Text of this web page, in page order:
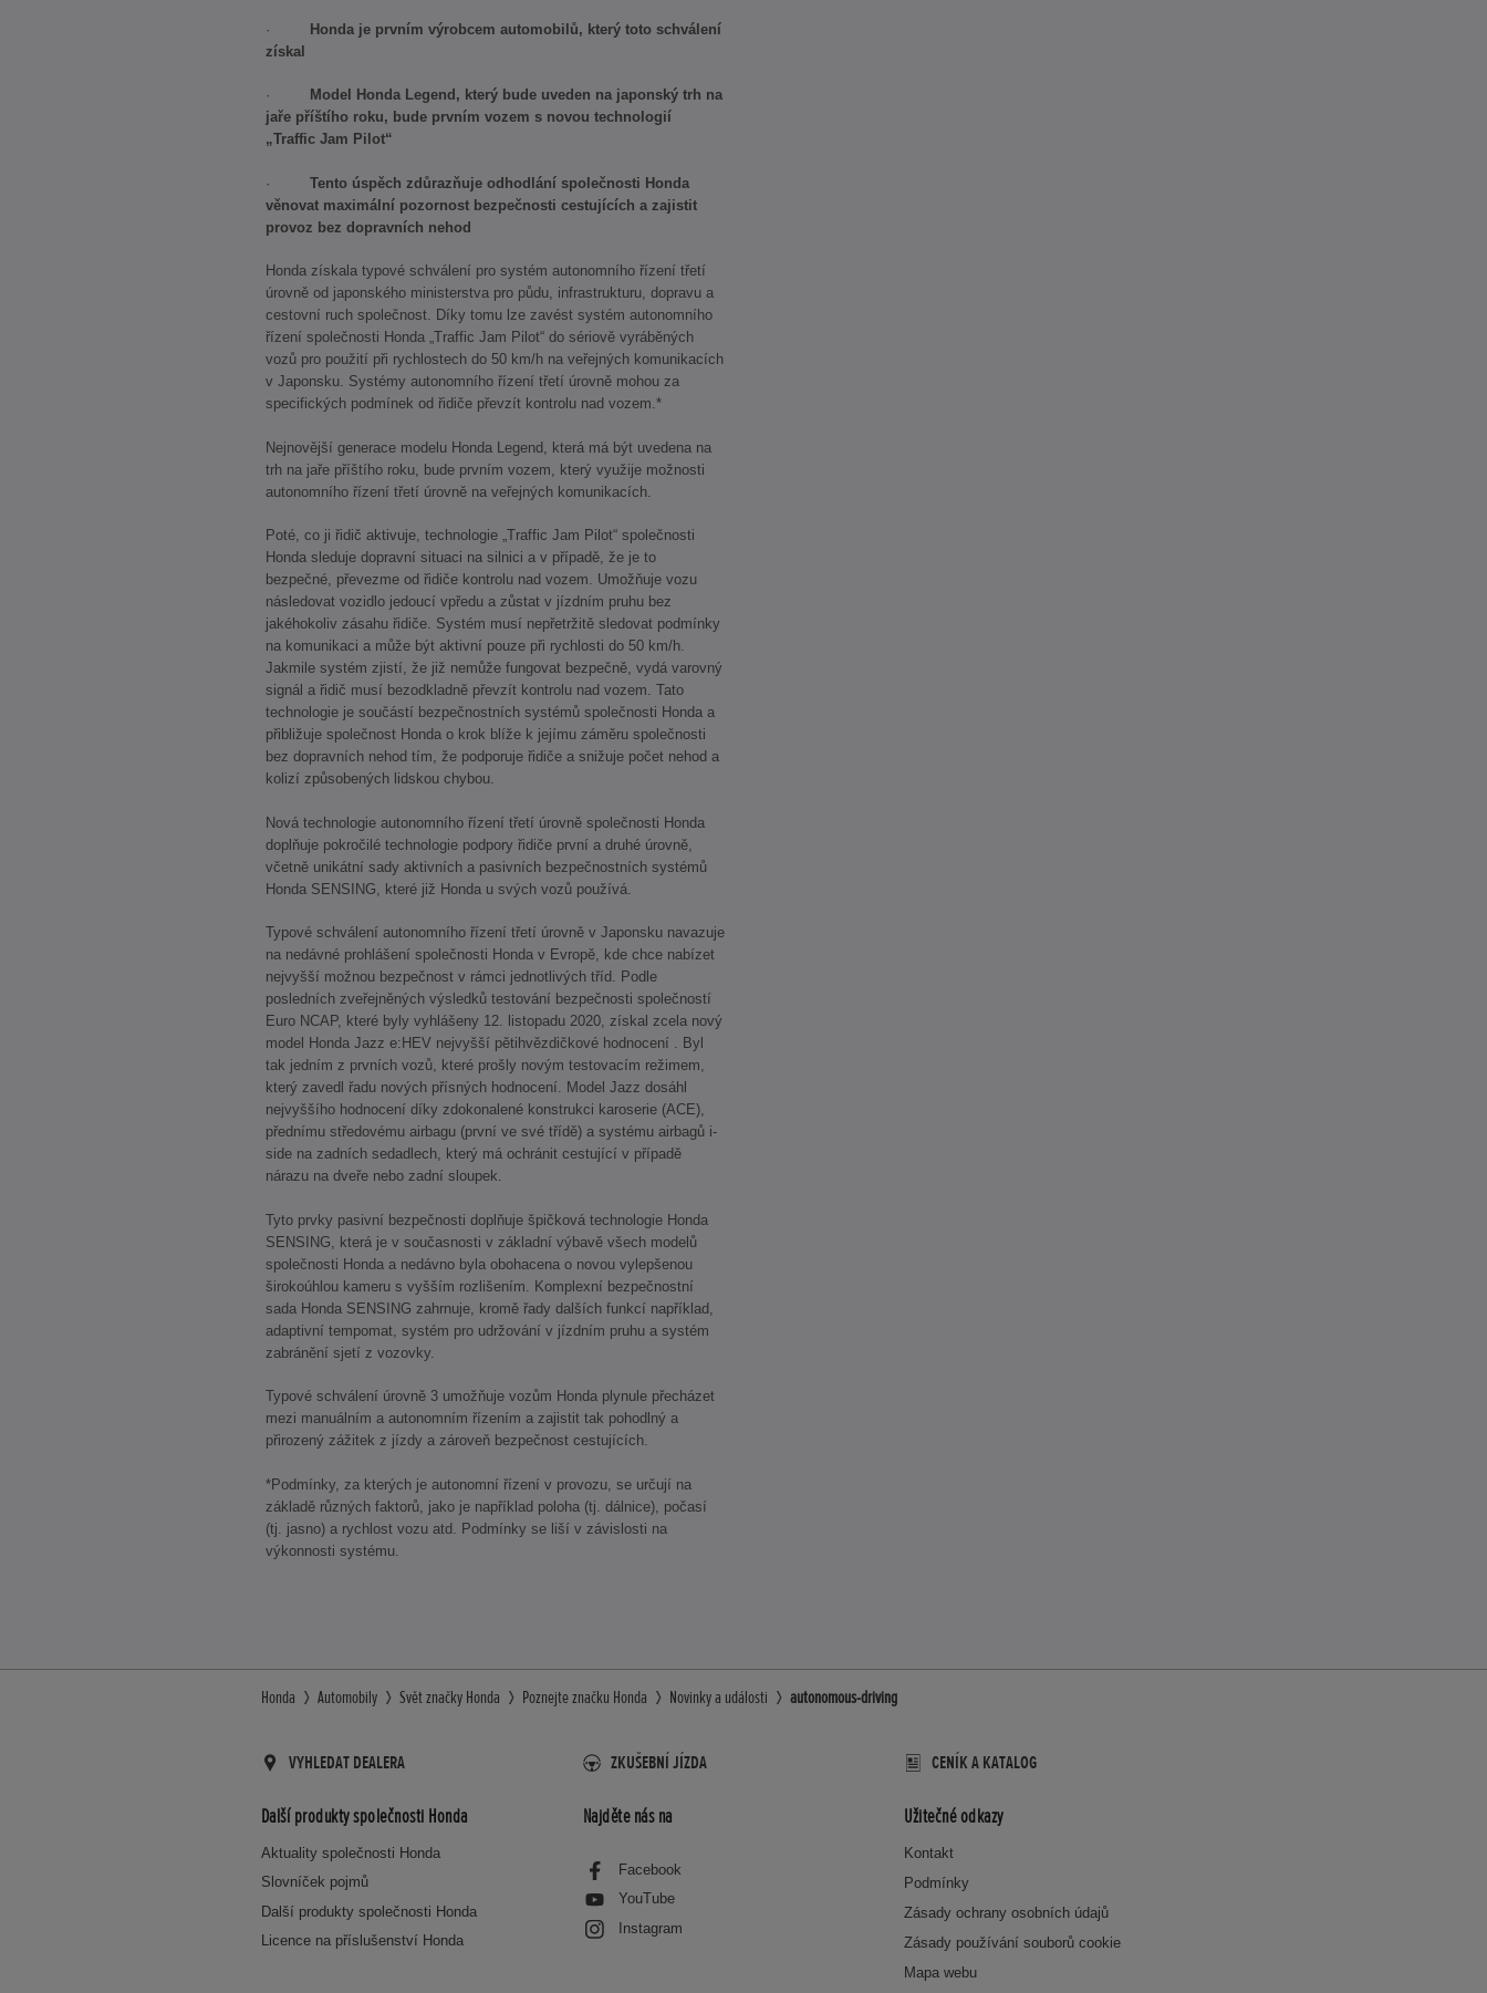
·
Honda je prvním výrobcem automobilů, který toto schválení
získal
·
Model Honda Legend, který bude uveden na japonský trh na
jaře příštího roku, bude prvním vozem s novou technologií
„Traffic Jam Pilot“
· Tento úspěch zdůrazňuje odhodlání společnosti Honda
věnovat maximální pozornost bezpečnosti cestujících a zajistit
provoz bez dopravních nehod
Honda získala typové schválení pro systém autonomního řízení třetí
úrovně od japonského ministerstva pro půdu, infrastrukturu, dopravu a
cestovní ruch společnost. Díky tomu lze zavést systém autonomního
řízení společnosti Honda „Traffic Jam Pilot“ do sériově vyráběných
vozů pro použití při rychlostech do 50 km/h na veřejných komunikacích
v Japonsku. Systémy autonomního řízení třetí úrovně mohou za
specifických podmínek od řidiče převzít kontrolu nad vozem.*
Nejnovější generace modelu Honda Legend, která má být uvedena na
trh na jaře příštího roku, bude prvním vozem, který využije možnosti
autonomního řízení třetí úrovně na veřejných komunikacích.
Poté, co ji řidič aktivuje, technologie „Traffic Jam Pilot“ společnosti
Honda sleduje dopravní situaci na silnici a v případě, že je to
bezpečné, převezme od řidiče kontrolu nad vozem. Umožňuje vozu
následovat vozidlo jedoucí vpředu a zůstat v jízdním pruhu bez
jakéhokoliv zásahu řidiče. Systém musí nepřetržitě sledovat podmínky
na komunikaci a může být aktivní pouze při rychlosti do 50 km/h.
Jakmile systém zjistí, že již nemůže fungovat bezpečně, vydá varovný
signál a řidič musí bezodkladně převzít kontrolu nad vozem. Tato
technologie je součástí bezpečnostních systémů společnosti Honda a
přibližuje společnost Honda o krok blíže k jejímu záměru společnosti
bez dopravních nehod tím, že podporuje řidiče a snižuje počet nehod a
kolizí způsobených lidskou chybou.
Nová technologie autonomního řízení třetí úrovně společnosti Honda
doplňuje pokročilé technologie podpory řidiče první a druhé úrovně,
včetně unikátní sady aktivních a pasivních bezpečnostních systémů
Honda SENSING, které již Honda u svých vozů používá.
Typové schválení autonomního řízení třetí úrovně v Japonsku navazuje
na nedávné prohlášení společnosti Honda v Evropě, kde chce nabízet
nejvyšší možnou bezpečnost v rámci jednotlivých tříd. Podle
posledních zveřejněných výsledků testování bezpečnosti společností
Euro NCAP, které byly vyhlášeny 12. listopadu 2020, získal zcela nový
model Honda Jazz e:HEV nejvyšší pětihvězdičkové hodnocení . Byl
tak jedním z prvních vozů, které prošly novým testovacím režimem,
který zavedl řadu nových přísných hodnocení. Model Jazz dosáhl
nejvyššího hodnocení díky zdokonalené konstrukci karoserie (ACE),
přednímu středovému airbagu (první ve své třídě) a systému airbagů i-
side na zadních sedadlech, který má ochránit cestující v případě
nárazu na dveře nebo zadní sloupek.
Tyto prvky pasivní bezpečnosti doplňuje špičková technologie Honda
SENSING, která je v současnosti v základní výbavě všech modelů
společnosti Honda a nedávno byla obohacena o novou vylepšenou
širokoúhlou kameru s vyšším rozlišením. Komplexní bezpečnostní
sada Honda SENSING zahrnuje, kromě řady dalších funkcí například,
adaptivní tempomat, systém pro udržování v jízdním pruhu a systém
zabránění sjetí z vozovky.
Typové schválení úrovně 3 umožňuje vozům Honda plynule přecházet
mezi manuálním a autonomním řízením a zajistit tak pohodlný a
přirozený zážitek z jízdy a zároveň bezpečnost cestujících.
*Podmínky, za kterých je autonomní řízení v provozu, se určují na
základě různých faktorů, jako je například poloha (tj. dálnice), počasí
(tj. jasno) a rychlost vozu atd. Podmínky se liší v závislosti na
výkonnosti systému.
Honda Automobily Svět značky Honda Poznejte značku Honda Novinky a události autonomous-driving
VYHLEDAT DEALERA ZKUŠEBNÍ JÍZDA CENÍK A KATALOG
Další produkty společnosti Honda
Aktuality společnosti Honda
Slovníček pojmů
Další produkty společnosti Honda
Licence na příslušenství Honda
Najděte nás na
Facebook
YouTube
Instagram
Užitečné odkazy
Kontakt
Podmínky
Zásady ochrany osobních údajů
Zásady používání souborů cookie
Mapa webu